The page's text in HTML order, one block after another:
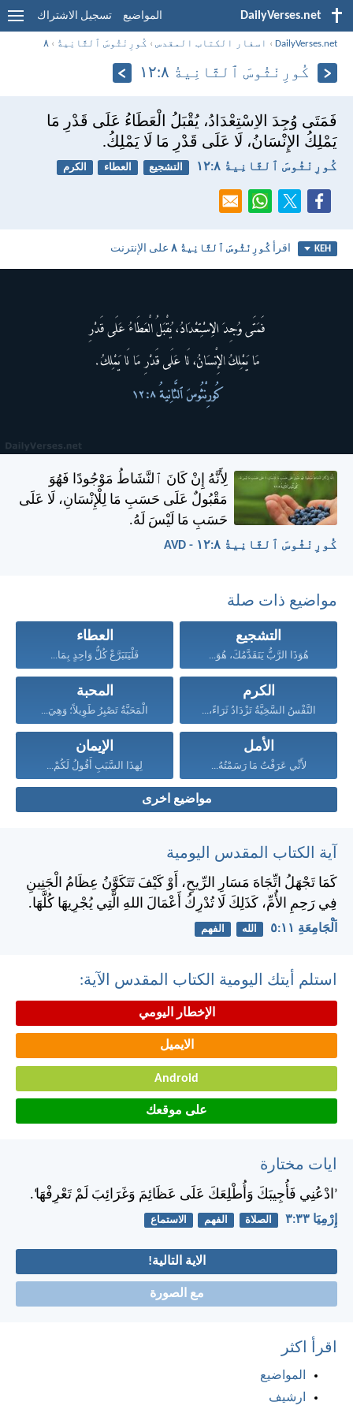
DailyVerses.net المواضيع تسجيل الاشتراك
DailyVerses.net
› اسفار الكتاب المقدس › كُورِنْثُوسَ ٱلثَّانِيةُ ›٨
كُورِنْثُوسَ ٱلثَّانِيةُ ٨:‏١٢
فَمَتَى وُجِدَ الاِسْتِعْدَادُ، يُقْبَلُ الْعَطَاءُ عَلَى قَدْرِ مَا
يَمْلِكُ الإِنْسَانُ، لَا عَلَى قَدْرِ مَا لَا يَمْلِكُ.
كُورِنْثُوسَ ٱلثَّانِيةُ ٨:‏١٢ التشجيع العطاء الكرم
KEH اقرأكُورِنْثُوسَ ٱلثَّانِيةُ ٨ على الإنترنت
لِأَنَّهُ إِنْ كَانَ ٱلنَّشَاطُ مَوْجُودًا فَهُوَ
مَقْبُولٌ عَلَى حَسَبِ مَا لِلْإِنْسَانِ، لَا عَلَى
حَسَبِ مَا لَيْسَ لَهُ.
كُورِنْثُوسَ ٱلثَّانِيةُ ٨:‏١٢ - AVD
مواضيع ذات صلة
التشجيع
هُوَذَا الرَّبُّ يَتَقَدَّمُكَ، هُوَ...
العطاء
فَلْيَتَبَرَّعْ كُلُّ وَاحِدٍ بِمَا...
الكرم
النَّفْسُ السَّخِيَّةُ تَزْدَادُ ثَرَاءً،...
المحبة
الْمَحَبَّةُ تَصْبِرُ طَوِيلاً؛ وَهِيَ...
الأمل
لأَنِّي عَرَفْتُ مَا رَسَمْتُهُ...
الإيمان
لِهذَا السَّبَبِ أَقُولُ لَكُمْ...
مواضيع اخرى
آية الكتاب المقدس اليومية
كَمَا تَجْهَلُ اتِّجَاهَ مَسَارِ الرِّيحِ، أَوْ كَيْفَ تَتَكَوَّنُ عِظَامُ الْجَنِينِ
فِي رَحِمِ الأُمِّ، كَذَلِكَ لَا تُدْرِكُ أَعْمَالَ اللهِ الَّتِي يُجْرِيهَا كُلَّهَا.
اَلْجَامِعَةِ ١١:‏٥ الله الفهم
استلم أيتك اليومية الكتاب المقدس الآية:
الإخطار اليومي
الايميل
Android
على موقعك
ايات مختارة
’ادْعُنِي فَأُجِيبَكَ وَأُطْلِعَكَ عَلَى عَظَائِمَ وَغَرَائِبَ لَمْ تَعْرِفْهَا‘.
إِرْمِيَا ٣٣:‏٣ الصلاة الفهم الاستماع
الاية التالية!
مع الصورة
اقرأ اكثر
المواضيع
ارشيف